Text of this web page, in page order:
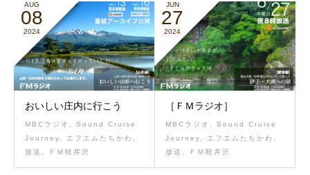
AUG
08
2024
おいしい庄内に行こう
MBCラジオ , Sound Cruise
Journey, エフエムたちかわ ,
放送 , ＦＭ軽井沢
JUN
27
2024
［ＦＭラジオ］
MBCラジオ , Sound Cruise
Journey, エフエムたちかわ ,
放送 , ＦＭ軽井沢